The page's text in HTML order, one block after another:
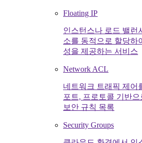
Floating IP
인스턴스나 로드 밸런
소를 동적으로 할당하
성을 제공하는 서비스
Network ACL
네트워크 트래픽 제어
포트, 프로토콜 기반
보안 규칙 목록
Security Groups